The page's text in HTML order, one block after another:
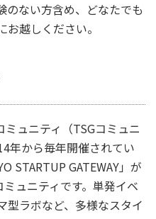
のない方含め、どなたでも
越しください。
ミュニティ（TSGコミュニ
年から毎年開催されてい
STARTUP GATEWAY」が
ュニティです。単発イベ
型ラボなど、多様なスタイ